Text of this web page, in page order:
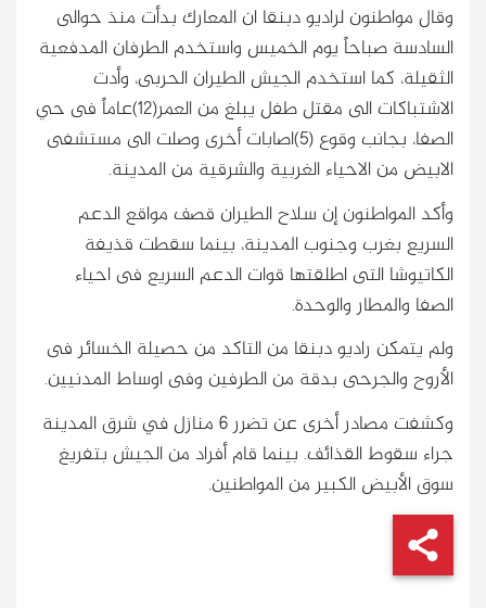
وقال مواطنون لراديو دبنقا ان المعارك بدأت منذ حوالى
السادسة صباحاً يوم الخميس واستخدم الطرفان المدفعية
الثقيلة، كما استخدم الجيش الطيران الحربى، وأدت
الاشتباكات الى مقتل طفل يبلغ من العمر(12)عاماً فى حي
الصفا، بجانب وقوع (5)اصابات أخرى وصلت الى مستشفى
الابيض من الاحياء الغربية والشرقية من المدينة.
وأكد المواطنون إن سلاح الطيران قصف مواقع الدعم
السريع بغرب وجنوب المدينة، بينما سقطت قذيفة
الكاتيوشا التى اطلقتها قوات الدعم السريع فى احياء
الصفا والمطار والوحدة.
ولم يتمكن راديو دبنقا من التاكد من حصيلة الخسائر فى
الأروح والجرحى بدقة من الطرفين وفى اوساط المدنيين.
وكشفت مصادر أخرى عن تضرر 6 منازل في شرق المدينة
جراء سقوط القذائف. بينما قام أفراد من الجيش بتفريغ
سوق الأبيض الكبير من المواطنين.